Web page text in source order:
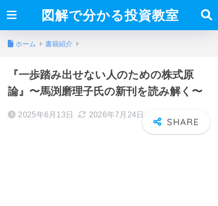
図解で分かる投資教室
ホーム 書籍紹介
『一歩踏み出せない人のための株式原
論』〜馬渕磨理子氏の新刊を読み解く〜
2025年6月13日 2026年7月24日